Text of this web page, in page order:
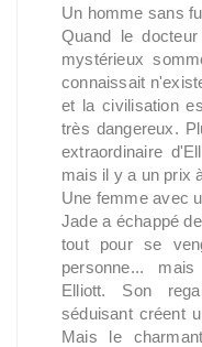
Un homme sans
Quand le
mystérieux
connaissait
et la civilisation
très dangereux.
extraordinaire
mais il y a un prix
Une femme avec
Jade a échappé
tout pour se
personne...
Elliott. Son
séduisant créent
Mais le